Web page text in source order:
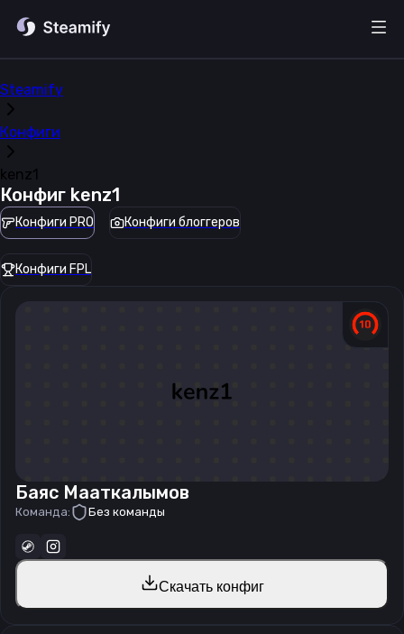
Steamify
Конфиги
kenz1
Конфиг kenz1
Конфиги PRO Конфиги блоггеров
Конфиги FPL
Баяс Мааткалымов
Команда: Без команды
Скачать конфиг